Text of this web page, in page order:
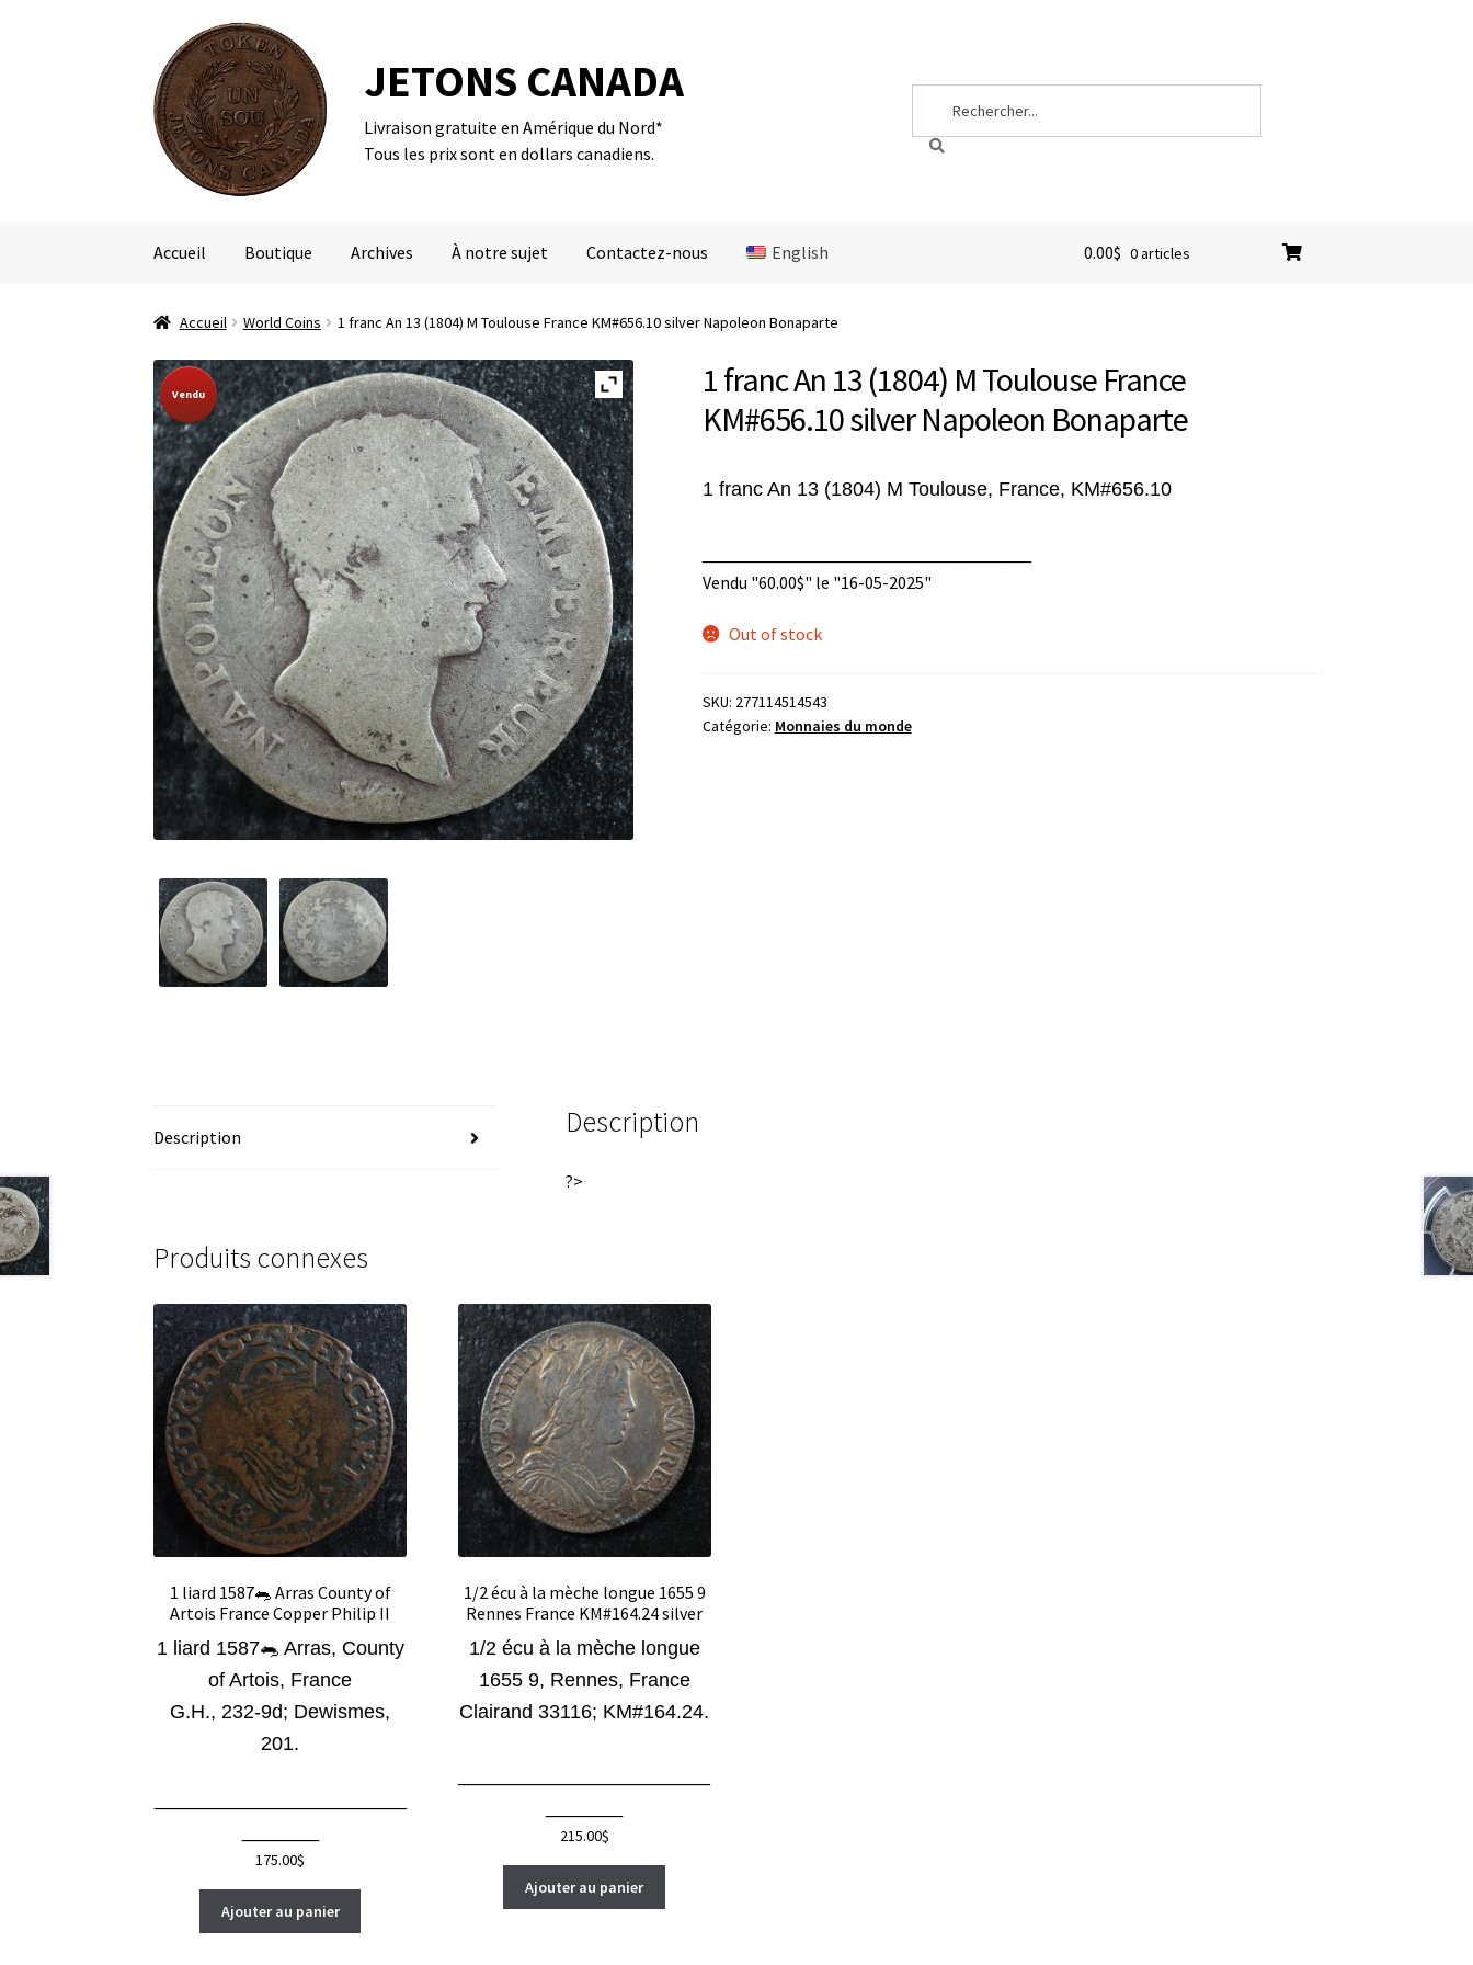
Aller
Aller
au
contenu
JETONS CANADA
Livraison gratuite en Amérique du Nord*
Tous les prix sont en dollars canadiens.
Accueil Boutique Archives À notre sujet Contactez-nous English 0.00$ 0 articles
Accueil World Coins 1 franc An 13 (1804) M Toulouse France KM#656.10 silver Napoleon Bonaparte
Sold Out!
1 franc An 13 (1804) M Toulouse France
KM#656.10 silver Napoleon Bonaparte
1 franc An 13 (1804) M Toulouse, France, KM#656.10
Vendu "60.00$" le "16-05-2025"
Vendu
Out of stock
SKU: 277114514543
Catégorie: Monnaies du monde
Description Description
?>
Produits connexes
1 liard 1587🐀 Arras County of
Artois France Copper Philip II
1 liard 1587🐀 Arras, County
of Artois, France
G.H., 232-9d; Dewismes,
201.
175.00$
Ajouter au panier
1/2 écu à la mèche longue 1655 9
Rennes France KM#164.24 silver
1/2 écu à la mèche longue
1655 9, Rennes, France
Clairand 33116; KM#164.24.
215.00$
Ajouter au panier